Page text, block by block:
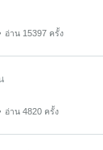
อ่าน 15397 ครั้ง
อ่าน 4820 ครั้ง